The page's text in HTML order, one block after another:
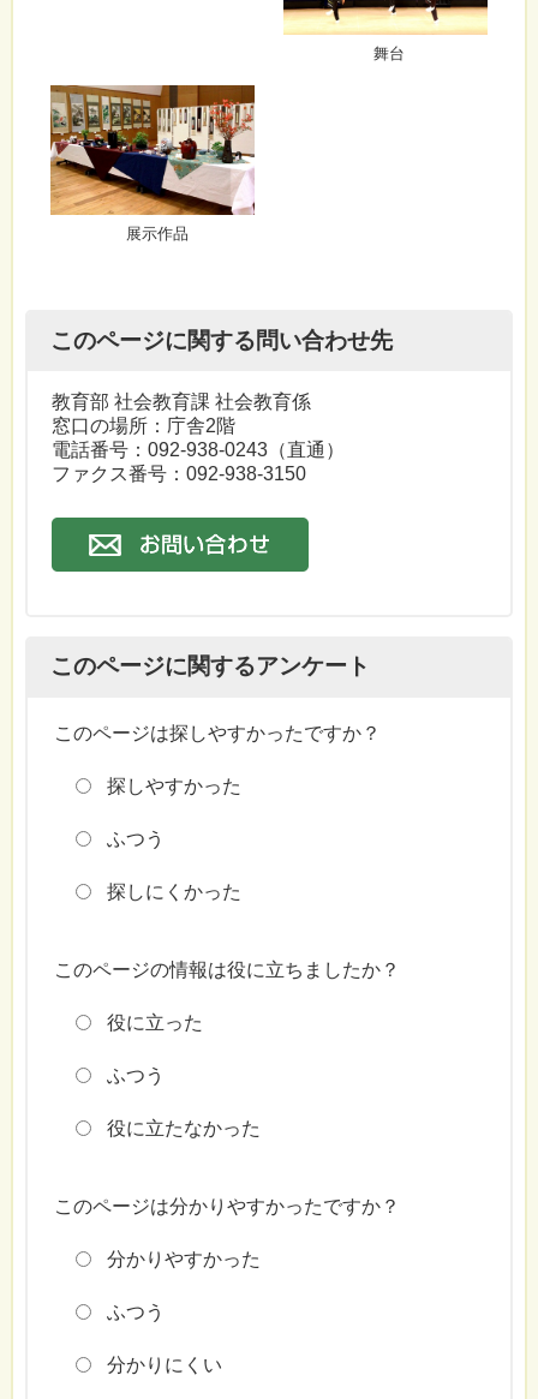
舞台
展示作品
このページに関する問い合わせ先
教育部 社会教育課 社会教育係
窓口の場所：庁舎2階
電話番号： 092-938-0243（直通）
ファクス番号：092-938-3150
このページに関するアンケート
このページは探しやすかったですか？
探しやすかった
ふつう
探しにくかった
このページの情報は役に立ちましたか？
役に立った
ふつう
役に立たなかった
このページは分かりやすかったですか？
分かりやすかった
ふつう
分かりにくい